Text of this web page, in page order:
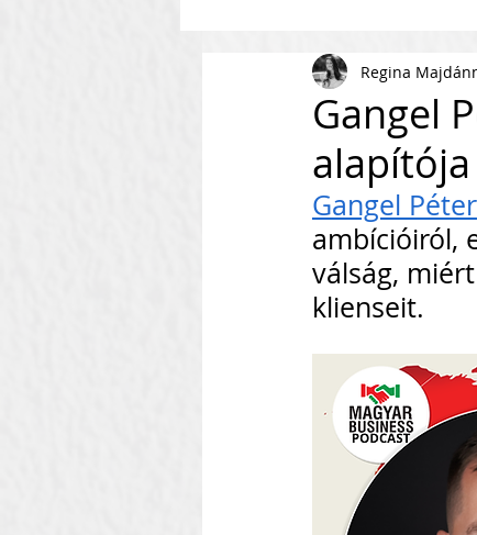
KKV Magyar
Kommunikáció
Vállalkozás Építés
Skálázás Konferencia
Fenntarthatóság
Gangel
alapítója
Regina
Gangel Péter
ambícióiról,
válság,
klienseit.